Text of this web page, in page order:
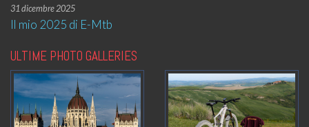
31 dicembre 2025
Il mio 2025 di E-Mtb
ULTIME PHOTO GALLERIES